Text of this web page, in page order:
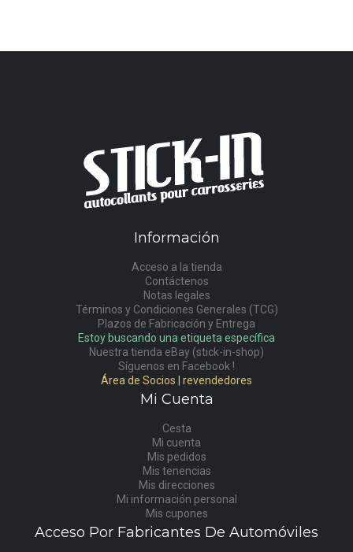
Información
Acceso a la tienda
Contáctenos
Notas legales
Términos y Condiciones Generales (TCG)
Plazos de Fabricación y Entrega
Estoy buscando una etiqueta específica
Nuestra tienda eBay (stick-in-shop)
Síguenos en Facebook !
Área de Socios | revendedores
Mi Cuenta
Cesta
Mi cuenta
Mis pedidos
Mis tenencias
Mis direcciones
Mi información personal
Mis cupones
Acceso Por Fabricantes De Automóviles